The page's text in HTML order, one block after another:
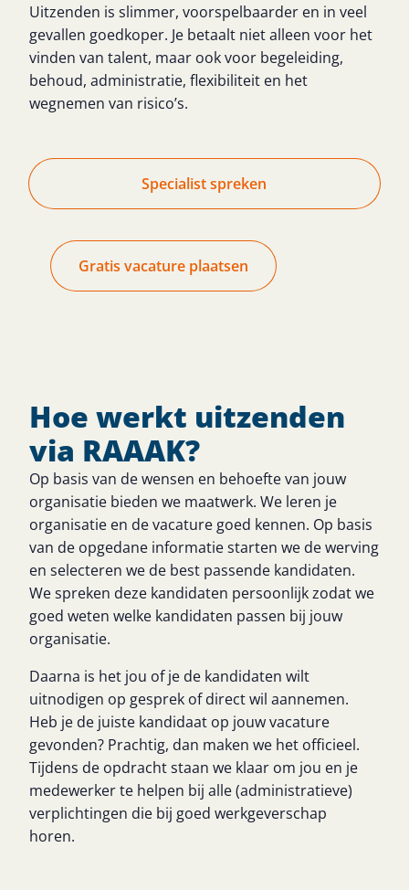
Uitzenden is slimmer, voorspelbaarder en in veel
gevallen goedkoper. Je betaalt niet alleen voor het
vinden van talent, maar ook voor begeleiding,
behoud, administratie, flexibiliteit en het
wegnemen van risico’s.
Specialist spreken
Gratis vacature plaatsen
Hoe werkt uitzenden
via RAAAK?
Op basis van de wensen en behoefte van jouw
organisatie bieden we maatwerk. We leren je
organisatie en de vacature goed kennen. Op basis
van de opgedane informatie starten we de werving
en selecteren we de best passende kandidaten.
We spreken deze kandidaten persoonlijk zodat we
goed weten welke kandidaten passen bij jouw
organisatie.
Daarna is het jou of je de kandidaten wilt
uitnodigen op gesprek of direct wil aannemen.
Heb je de juiste kandidaat op jouw vacature
gevonden? Prachtig, dan maken we het officieel.
Tijdens de opdracht staan we klaar om jou en je
medewerker te helpen bij alle (administratieve)
verplichtingen die bij goed werkgeverschap
horen.